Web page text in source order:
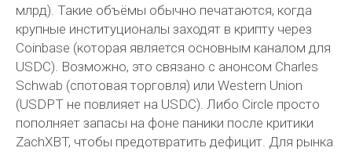
млрд). Такие объёмы обычно печатаются, когда
крупные институционалы заходят в крипту через
Coinbase (которая является основным каналом для
USDC). Возможно, это связано с анонсом Charles
Schwab (спотовая торговля) или Western Union
(USDPT не повлияет на USDC). Либо Circle просто
пополняет запасы на фоне паники после критики
ZachXBT, чтобы предотвратить дефицит. Для рынка